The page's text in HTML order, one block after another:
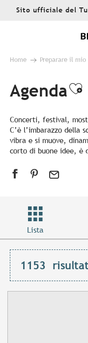
AllerSito ufficiale del
Home Preparare il mio
Agenda
Concerti, festival,
C’è l’imbarazzo della
vibra e si muove,
corto di buone idee, è
Lista
1153